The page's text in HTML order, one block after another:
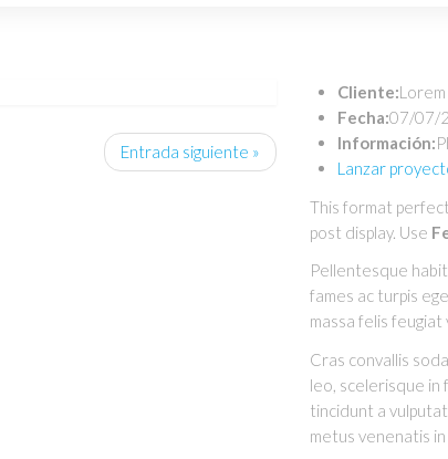
Entrada siguiente »
Cliente:Lorem
Fecha:07/07/
Información:
Lanzar
This format
post display. Use
Pellentesque
fames ac turpis
massa felis
Cras convallis
leo, scelerisque in
tincidunt a
metus venenatis